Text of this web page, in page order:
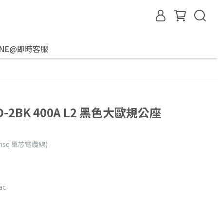
即時客服
2BK 400A L2 黑色大歐規公座
單芯電纜線)